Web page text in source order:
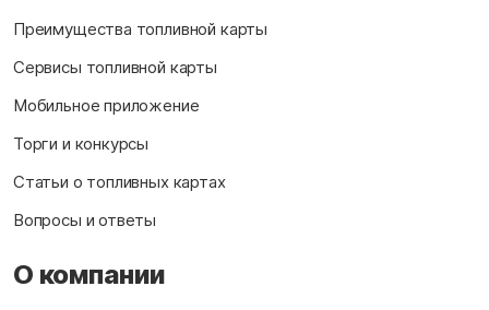
Преимущества топливной карты
Сервисы топливной карты
Мобильное приложение
Торги и конкурсы
Статьи о топливных картах
Вопросы и ответы
О компании